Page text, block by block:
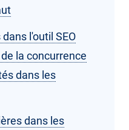
l'outil SEO
la concurrence
dans les
dans les